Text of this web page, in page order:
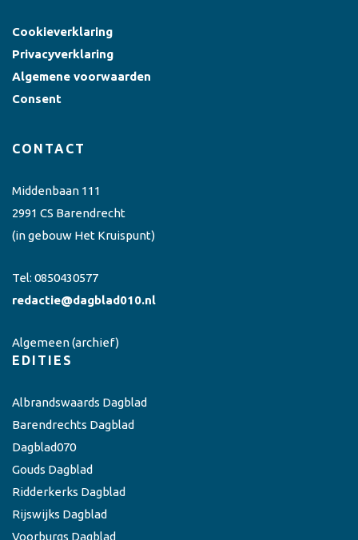
Cookieverklaring
Privacyverklaring
Algemene voorwaarden
Consent
CONTACT
Middenbaan 111
2991 CS Barendrecht
(in gebouw Het Kruispunt)
Tel: 0850430577
redactie@dagblad010.nl
Algemeen(archief)
EDITIES
Albrandswaards Dagblad
Barendrechts Dagblad
Dagblad070
Gouds Dagblad
Ridderkerks Dagblad
Rijswijks Dagblad
Voorburgs Dagblad